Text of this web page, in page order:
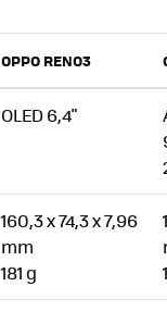
OPPO RENO3
OLED 6,4"
160,3 x 74,3 x 7,96
mm
181 g